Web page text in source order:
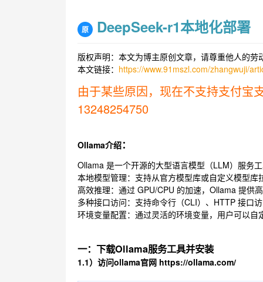
原 DeepSeek-r1本地化部署
版权声明：本文为博主原创文章，请尊重他人的
本文链接： https://www.91mszl.com/zhangwuji/
由于某些原因，现在不支持支付宝
13248254750
Ollama介绍：
Ollama 是一个开源的大型语言模型（LLM）服务
本地模型管理：支持从官方模型库或自定义模型
高效推理：通过 GPU/CPU 的加速，Ollama 提供
多种接口访问：支持命令行（CLI）、HTTP 接口
环境变量配置：通过灵活的环境变量，用户可以
一：下载Ollama服务工具并安装
1.1）访问ollama官网 https://ollama.com/